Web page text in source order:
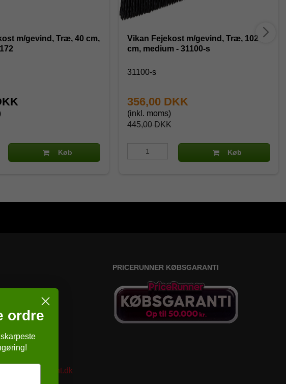
m/gevind, Træ, 40 cm,
Køb
Vikan Fejekost m/gevind, Træ, 102
cm, medium - 31100-s
31100-s
445,00 DKK
356,00 DKK
(inkl. moms)
Køb
PRICERUNNER KØBSGARANTI
ordre